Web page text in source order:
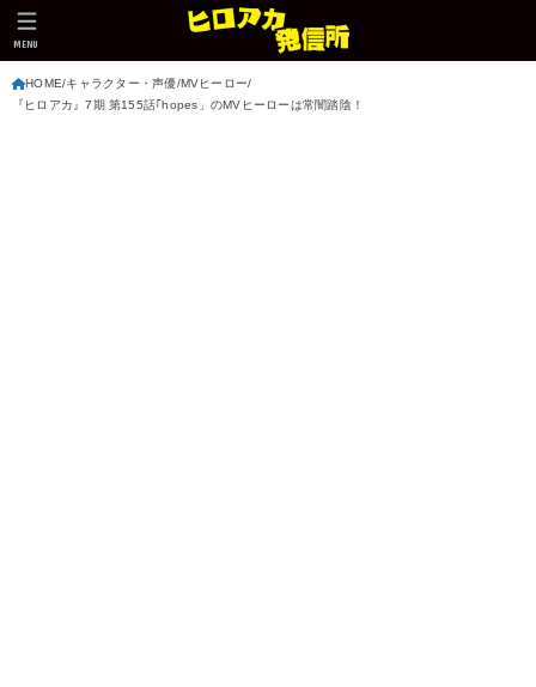
MENU
HOME キャラクター・声優 MVヒーロー
『ヒロアカ』7期 第155話｢hopes」のMVヒーローは常闇踏陰！